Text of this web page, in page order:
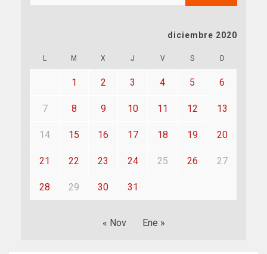
diciembre 2020
L M X J V S D
1 2 3 4 5 6
7 8 9 10 11 12 13
14 15 16 17 18 19 20
21 22 23 24 25 26 27
28 29 30 31
« Nov Ene »